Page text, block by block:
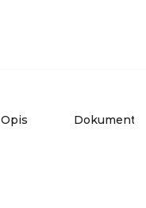
Opis Dokumenty